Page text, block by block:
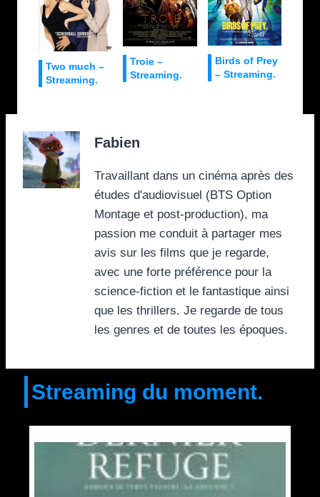
Two much –
Streaming.
Troie –
Streaming.
Birds of Prey
– Streaming.
Fabien
Travaillant dans un cinéma après des
études d'audiovisuel (BTS Option
Montage et post-production), ma
passion me conduit à partager mes
avis sur les films que je regarde,
avec une forte préférence pour la
science-fiction et le fantastique ainsi
que les thrillers. Je regarde de tous
les genres et de toutes les époques.
Streaming du moment.